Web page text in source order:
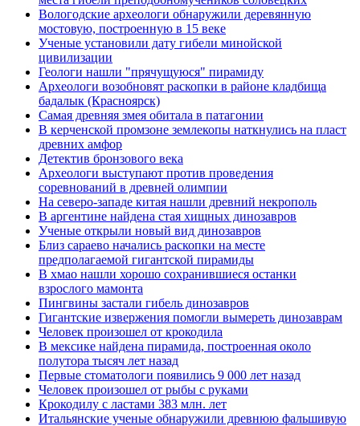
Вологодские археологи обнаружили деревянную
мостовую, построенную в 15 веке
Ученые установили дату гибели минойской
цивилизации
Геологи нашли "прячущуюся" пирамиду
Археологи возобновят раскопки в районе кладбища
бадалык (Красноярск)
Самая древняя змея обитала в патагонии
В керченской промзоне землекопы наткнулись на пласт
древних амфор
Детектив бронзового века
Археологи выступают против проведения
соревнований в древней олимпии
На северо-западе китая нашли древний некрополь
В аргентине найдена стая хищных динозавров
Ученые открыли новый вид динозавров
Близ сараево начались раскопки на месте
предполагаемой гигантской пирамиды
В хмао нашли хорошо сохранившиеся останки
взрослого мамонта
Пингвины застали гибель динозавров
Гигантские извержения помогли вымереть динозаврам
Человек произошел от крокодила
В мексике найдена пирамида, построенная около
полутора тысяч лет назад
Первые стоматологи появились 9 000 лет назад
Человек произошел от рыбы с руками
Крокодилу с ластами 383 млн. лет
Итальянские ученые обнаружили древнюю фальшивую